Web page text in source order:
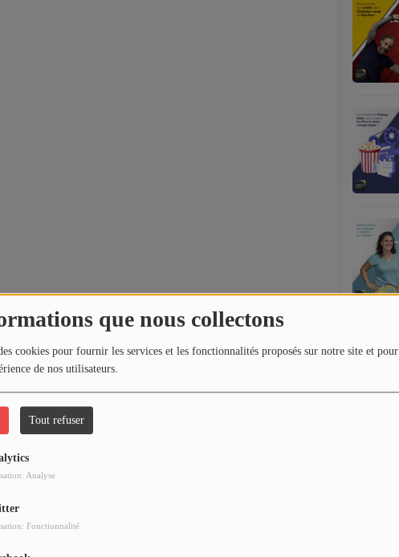
que nous collectons
cookies pour fournir les services et les fonctionnalités proposés sur notre site et pour
de nos utilisateurs.
Tout refuser
Analyse
Fonctionnalité